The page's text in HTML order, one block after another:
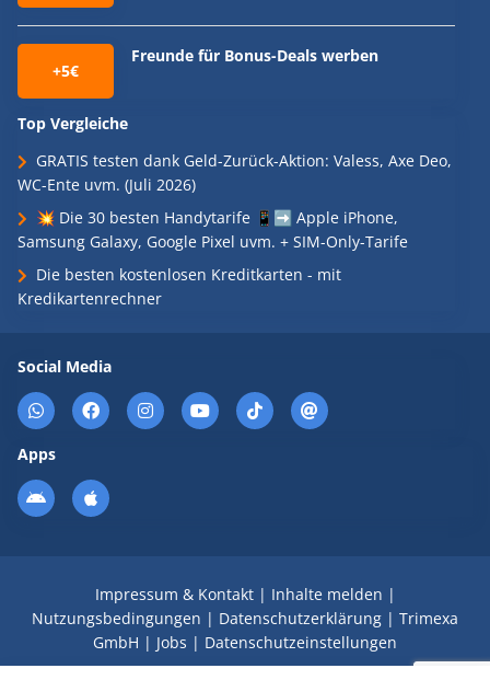
+5€
Freunde für Bonus-Deals werben
Top Vergleiche
GRATIS testen dank Geld-Zurück-Aktion: Valess, Axe Deo,
WC-Ente uvm. (Juli 2026)
💥 Die 30 besten Handytarife 📱➡️ Apple iPhone,
Samsung Galaxy, Google Pixel uvm. + SIM-Only-Tarife
Die besten kostenlosen Kreditkarten - mit
Kredikartenrechner
Social Media
Apps
Impressum & Kontakt| Inhalte melden |
Nutzungsbedingungen | Datenschutzerklärung | Trimexa
GmbH | Jobs | Datenschutzeinstellungen